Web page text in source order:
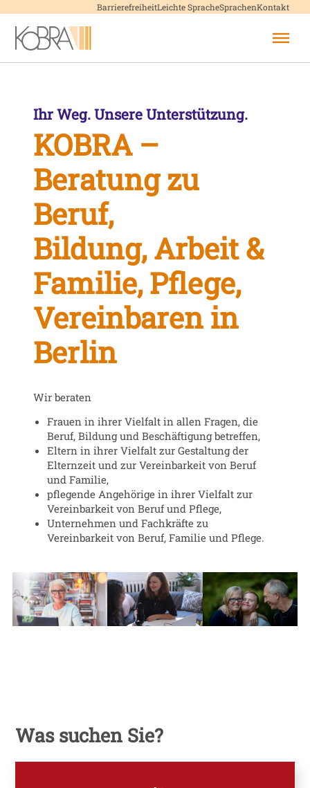
BarrierefreiheitLeichte SpracheSprachenKontakt
Ihr Weg. Unsere Unterstützung.
KOBRA –
Beratung zu
Beruf,
Bildung, Arbeit &
Familie, Pflege,
Vereinbaren in
Berlin
Wir beraten
Frauen in ihrer Vielfalt in allen Fragen, die
Beruf, Bildung und Beschäftigung betreffen,
Eltern in ihrer Vielfalt zur Gestaltung der
Elternzeit und zur Vereinbarkeit von Beruf
und Familie,
pflegende Angehörige in ihrer Vielfalt zur
Vereinbarkeit von Beruf und Pflege,
Unternehmen und Fachkräfte zu
Vereinbarkeit von Beruf, Familie und Pflege.
Was suchen Sie?